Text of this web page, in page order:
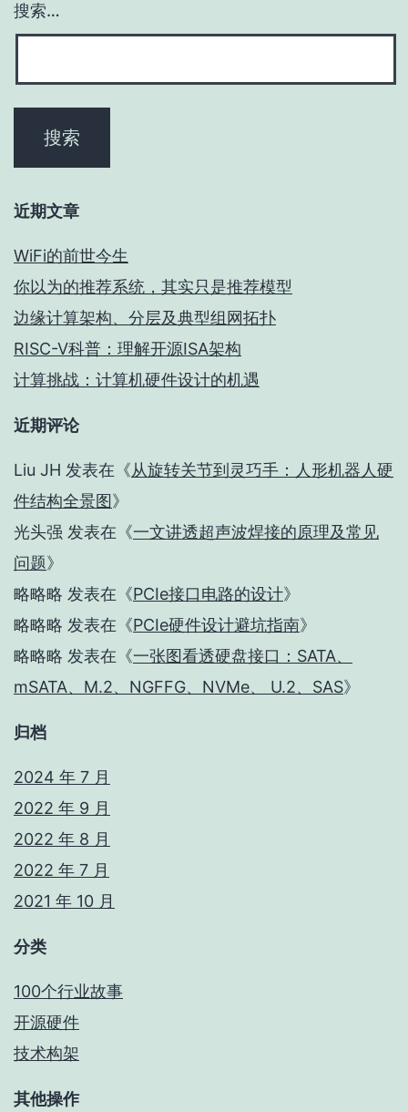
搜索…
近期文章
WiFi的前世今生
你以为的推荐系统，其实只是推荐模型
边缘计算架构、分层及典型组网拓扑
RISC-V科普：理解开源ISA架构
计算挑战：计算机硬件设计的机遇
近期评论
Liu JH 发表在《从旋转关节到灵巧手：人形机器人硬
件结构全景图》
光头强 发表在《一文讲透超声波焊接的原理及常见
问题》
略略略 发表在《PCIe接口电路的设计》
略略略 发表在《PCIe硬件设计避坑指南》
略略略 发表在《一张图看透硬盘接口：SATA、
mSATA、M.2、NGFFG、NVMe、 U.2、SAS》
归档
2024 年 7 月
2022 年 9 月
2022 年 8 月
2022 年 7 月
2021 年 10 月
分类
100个行业故事
开源硬件
技术构架
其他操作